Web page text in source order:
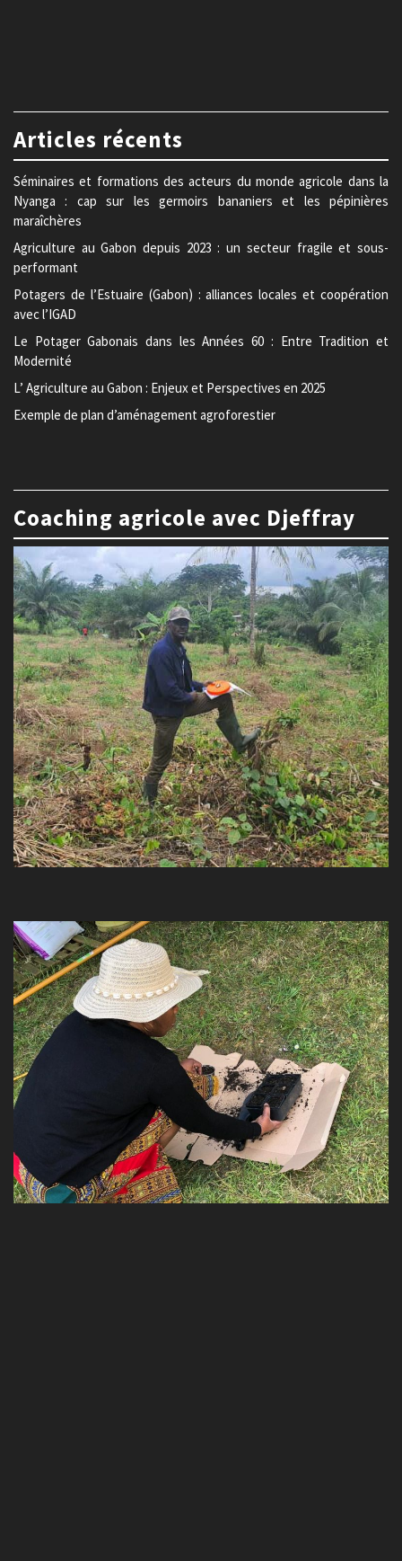
Articles récents
Séminaires et formations des acteurs du monde agricole dans la
Nyanga : cap sur les germoirs bananiers et les pépinières
maraîchères
Agriculture au Gabon depuis 2023 : un secteur fragile et sous-
performant
Potagers de l’Estuaire (Gabon) : alliances locales et coopération
avec l’IGAD
Le Potager Gabonais dans les Années 60 : Entre Tradition et
Modernité
L’ Agriculture au Gabon : Enjeux et Perspectives en 2025
Exemple de plan d’aménagement agroforestier
Coaching agricole avec Djeffray